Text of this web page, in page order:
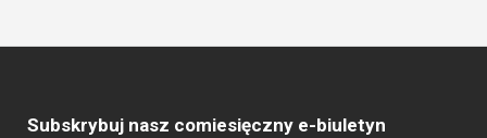
Subskrybuj nasz comiesięczny e-biuletyn